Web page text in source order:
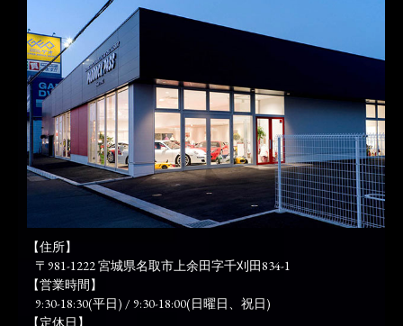
【住所】
〒981-1222 宮城県名取市上余田字千刈田834-1
【営業時間】
9:30-18:30(平日) / 9:30-18:00(日曜日、祝日)
【定休日】